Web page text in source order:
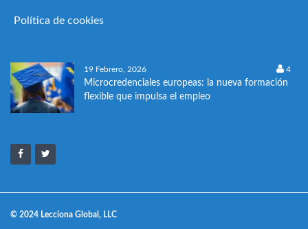
Política de cookies
19 Febrero, 2026 4
Microcredenciales europeas: la nueva formación
flexible que impulsa el empleo
© 2024 Lecciona Global, LLC